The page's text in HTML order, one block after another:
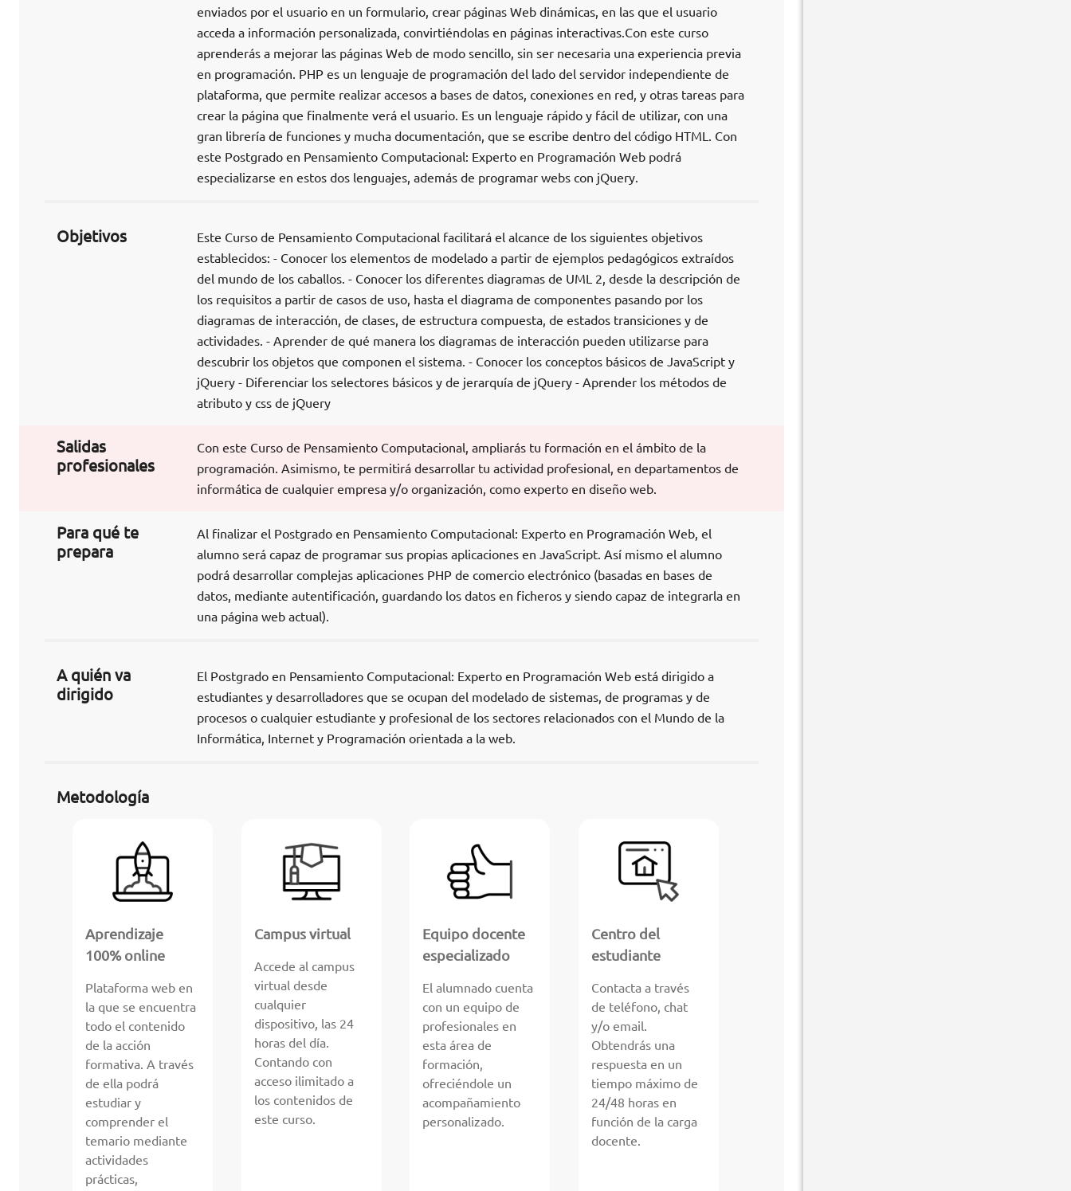
enviados por el usuario en un formulario, crear páginas Web dinámicas, en las que el usuario
acceda a información personalizada, convirtiéndolas en páginas interactivas.Con este curso
aprenderás a mejorar las páginas Web de modo sencillo, sin ser necesaria una experiencia previa
en programación. PHP es un lenguaje de programación del lado del servidor independiente de
plataforma, que permite realizar accesos a bases de datos, conexiones en red, y otras tareas para
crear la página que finalmente verá el usuario. Es un lenguaje rápido y fácil de utilizar, con una
gran librería de funciones y mucha documentación, que se escribe dentro del código HTML. Con
este Postgrado en Pensamiento Computacional: Experto en Programación Web podrá
especializarse en estos dos lenguajes, además de programar webs con jQuery.
Objetivos
Este Curso de Pensamiento Computacional facilitará el alcance de los siguientes objetivos
establecidos: - Conocer los elementos de modelado a partir de ejemplos pedagógicos extraídos
del mundo de los caballos. - Conocer los diferentes diagramas de UML 2, desde la descripción de
los requisitos a partir de casos de uso, hasta el diagrama de componentes pasando por los
diagramas de interacción, de clases, de estructura compuesta, de estados transiciones y de
actividades. - Aprender de qué manera los diagramas de interacción pueden utilizarse para
descubrir los objetos que componen el sistema. - Conocer los conceptos básicos de JavaScript y
jQuery - Diferenciar los selectores básicos y de jerarquía de jQuery - Aprender los métodos de
atributo y css de jQuery
Salidas
profesionales
Con este Curso de Pensamiento Computacional, ampliarás tu formación en el ámbito de la
programación. Asimismo, te permitirá desarrollar tu actividad profesional, en departamentos de
informática de cualquier empresa y/o organización, como experto en diseño web.
Para qué te
prepara
Al finalizar el Postgrado en Pensamiento Computacional: Experto en Programación Web, el
alumno será capaz de programar sus propias aplicaciones en JavaScript. Así mismo el alumno
podrá desarrollar complejas aplicaciones PHP de comercio electrónico (basadas en bases de
datos, mediante autentificación, guardando los datos en ficheros y siendo capaz de integrarla en
una página web actual).
A quién va
dirigido
El Postgrado en Pensamiento Computacional: Experto en Programación Web está dirigido a
estudiantes y desarrolladores que se ocupan del modelado de sistemas, de programas y de
procesos o cualquier estudiante y profesional de los sectores relacionados con el Mundo de la
Informática, Internet y Programación orientada a la web.
Metodología
Aprendizaje
100% online
Plataforma web en
la que se encuentra
todo el contenido
de la acción
formativa. A través
de ella podrá
estudiar y
comprender el
temario mediante
actividades
prácticas,
Campus virtual
Accede al campus
virtual desde
cualquier
dispositivo, las 24
horas del día.
Contando con
acceso ilimitado a
los contenidos de
este curso.
Equipo docente
especializado
El alumnado cuenta
con un equipo de
profesionales en
esta área de
formación,
ofreciéndole un
acompañamiento
personalizado.
Centro del
estudiante
Contacta a través
de teléfono, chat
y/o email.
Obtendrás una
respuesta en un
tiempo máximo de
24/48 horas en
función de la carga
docente.